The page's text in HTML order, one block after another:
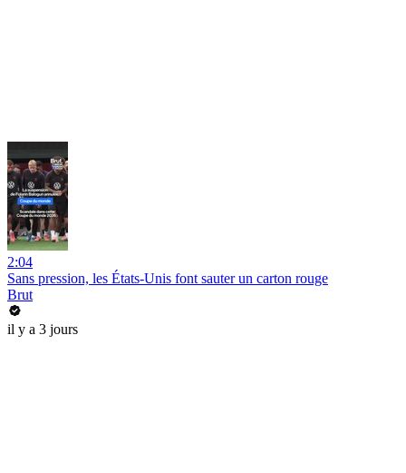
2:04
Sans pression, les États-Unis font sauter un carton rouge
Brut
il y a 3 jours